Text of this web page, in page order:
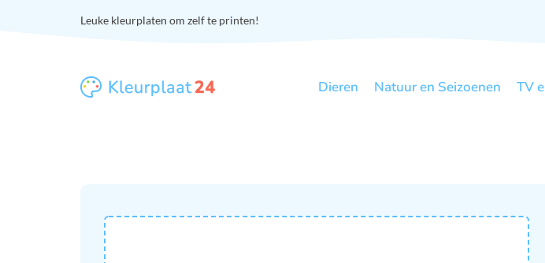
Leuke kleurplaten om zelf te printen!
Dieren Natuur en Seizoenen TV